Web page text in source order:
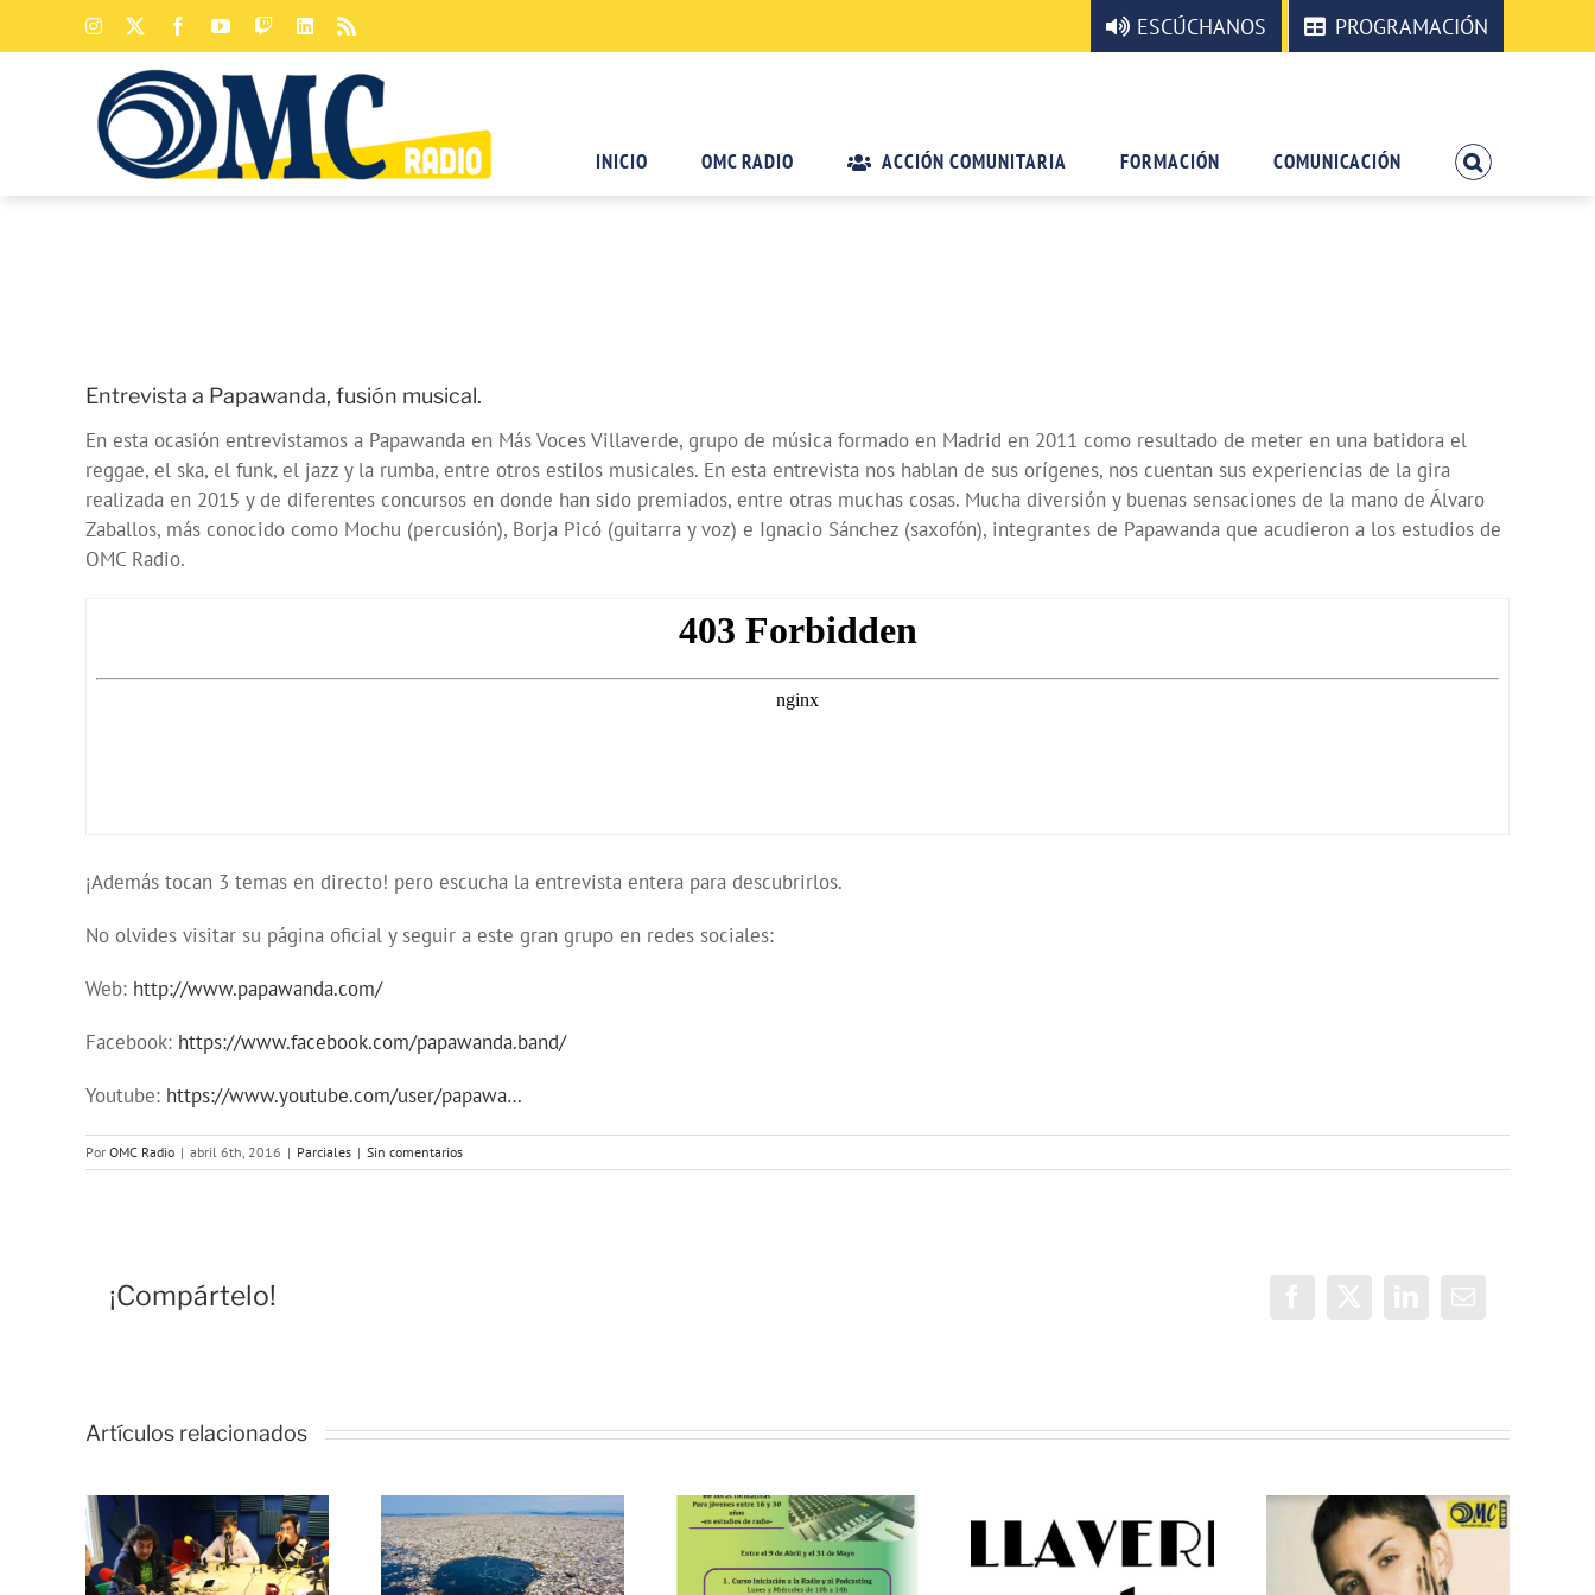
Instagram FacebookYouTube
TwitchLinkedIn ESCÚCHANOS PROGRAMACIÓN
INICIO OMC RADIO ACCIÓN COMUNITARIA FORMACIÓN COMUNICACIÓN
Entrevista a Papawanda, fusión musical.
En esta ocasión entrevistamos a Papawanda en Más Voces Villaverde, grupo de música formado en Madrid en 2011 como resultado de meter en una batidora el
reggae, el ska, el funk, el jazz y la rumba, entre otros estilos musicales. En esta entrevista nos hablan de sus orígenes, nos cuentan sus experiencias de la gira
realizada en 2015 y de diferentes concursos en donde han sido premiados, entre otras muchas cosas. Mucha diversión y buenas sensaciones de la mano de Álvaro
Zaballos, más conocido como Mochu (percusión), Borja Picó (guitarra y voz) e Ignacio Sánchez (saxofón), integrantes de Papawanda que acudieron a los estudios de
OMC Radio.
¡Además tocan 3 temas en directo! pero escucha la entrevista entera para descubrirlos.
No olvides visitar su página oficial y seguir a este gran grupo en redes sociales:
Web: http://www.papawanda.com/
Facebook: https://www.facebook.com/papawanda.band/
Youtube: https://www.youtube.com/user/papawa…
Por OMC Radio | abril 6th, 2016 | Parciales | Sin comentarios
¡Compártelo!
Artículos relacionados
No te
Cursos
gratuitos de
VILLAVERDE
NO SE TOCA:
Pamela
Palenciano en
Más Voces
Villaverde, un